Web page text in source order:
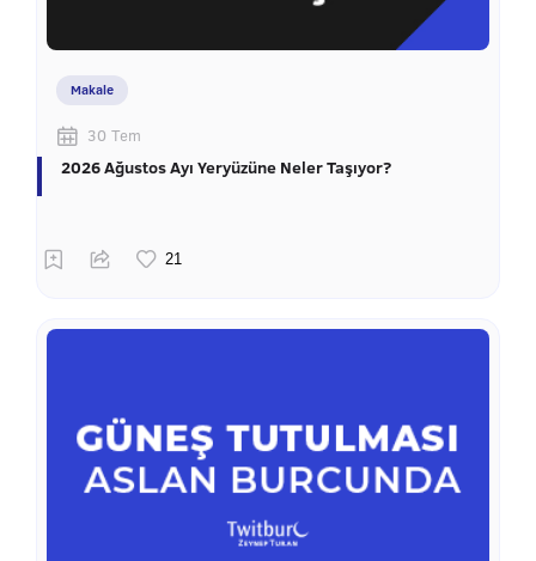
Makale
30 Tem
2026 Ağustos Ayı Yeryüzüne Neler Taşıyor?